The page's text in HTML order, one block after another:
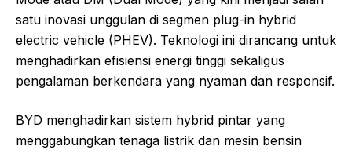
satu inovasi unggulan di segmen plug-in hybrid
electric vehicle (PHEV). Teknologi ini dirancang untuk
menghadirkan efisiensi energi tinggi sekaligus
pengalaman berkendara yang nyaman dan responsif.
BYD menghadirkan sistem hybrid pintar yang
menggabungkan tenaga listrik dan mesin bensin